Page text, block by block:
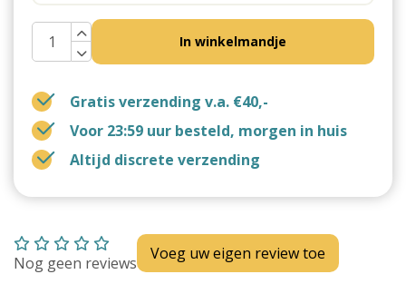
In winkelmandje
Gratis verzending v.a. €40,-
Voor 23:59 uur besteld, morgen in huis
Altijd discrete verzending
Nog geen reviews Voeg uw eigen review toe